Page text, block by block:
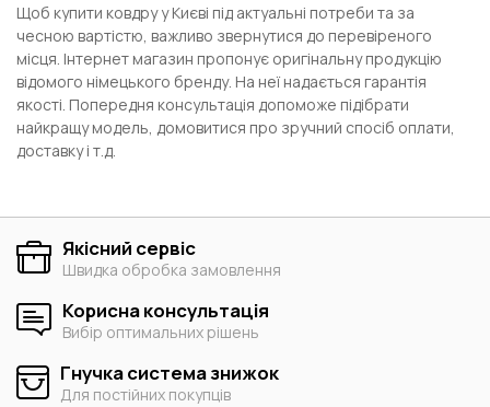
Щоб купити ковдру у Києві під актуальні потреби та за
чесною вартістю, важливо звернутися до перевіреного
місця. Інтернет магазин пропонує оригінальну продукцію
відомого німецького бренду. На неї надається гарантія
якості. Попередня консультація допоможе підібрати
найкращу модель, домовитися про зручний спосіб оплати,
доставку і т.д.
Якісний сервіс
Швидка обробка замовлення
Корисна консультація
Вибір оптимальних рішень
Гнучка система знижок
Для постійних покупців